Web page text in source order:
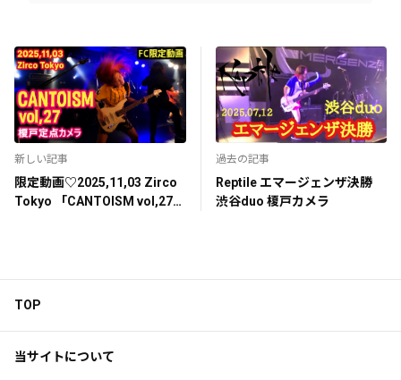
新しい記事
限定動画♡2025,11,03 Zirco
Tokyo 「CANTOISM vol,27」
過去の記事
Reptile エマージェンザ決勝
渋谷duo 榎戸カメラ
TOP
当サイトについて